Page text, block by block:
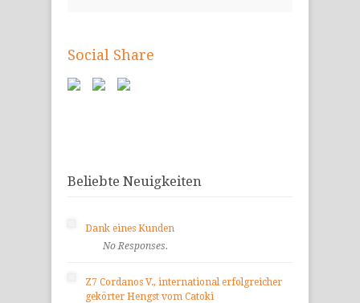
Social Share
Beliebte Neuigkeiten
Dank eines Kunden
No Responses.
Z7 Cordanos V., international erfolgreicher
gekörter Hengst vom Catoki